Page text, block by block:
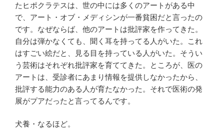
たヒポクラテスは、世の中には多くのアートがある中
で、アート・オブ・メディシンが一番貧困だと言ったの
です。なぜならば、他のアートは批評家を作ってきた。
自分は弾かなくても、聞く耳を持ってる人がいた。これ
はすごい絵だと、見る目を持っている人がいた。そうい
う芸術はそれぞれ批評家を育ててきた。ところが、医の
アートは、受診者にあまり情報を提供しなかったから、
批評する能力のある人が育たなかった。それで医術の発
展がプアだったと言ってるんです。
犬養・なるほど。